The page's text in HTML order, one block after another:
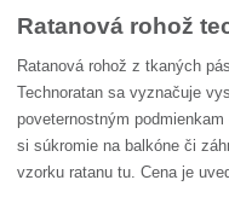
Ratanová rohož
Ratanová rohož z tkaných
Technoratan sa vyznačuje
poveternostným
si súkromie na balkóne či
vzorku ratanu tu. Cena je